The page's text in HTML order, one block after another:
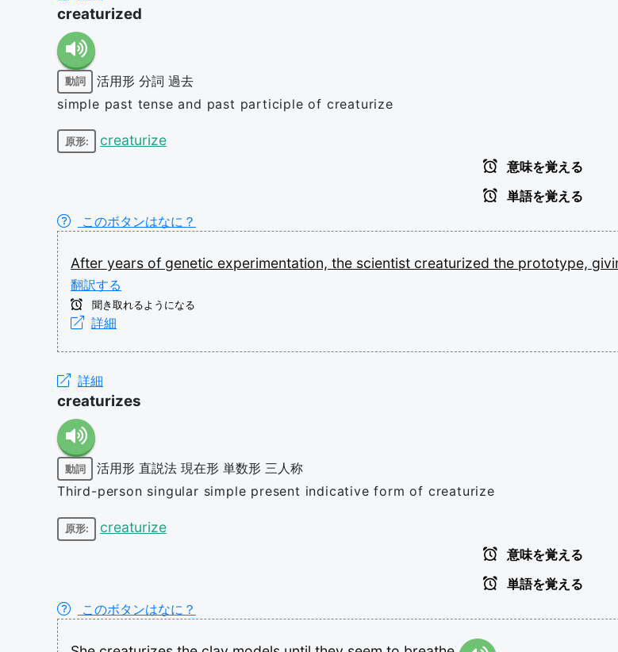
creaturized
動詞 活用形 分詞 過去
simple past tense and past participle of creaturize
原形: creaturize
意味を覚える
単語を覚える
このボタンはなに？
After years of genetic experimentation, the scientist creaturized the prototype,
翻訳する
聞き取れるようになる
詳細
詳細
creaturizes
動詞 活用形 直説法 現在形 単数形 三人称
Third-person singular simple present indicative form of creaturize
原形: creaturize
意味を覚える
単語を覚える
このボタンはなに？